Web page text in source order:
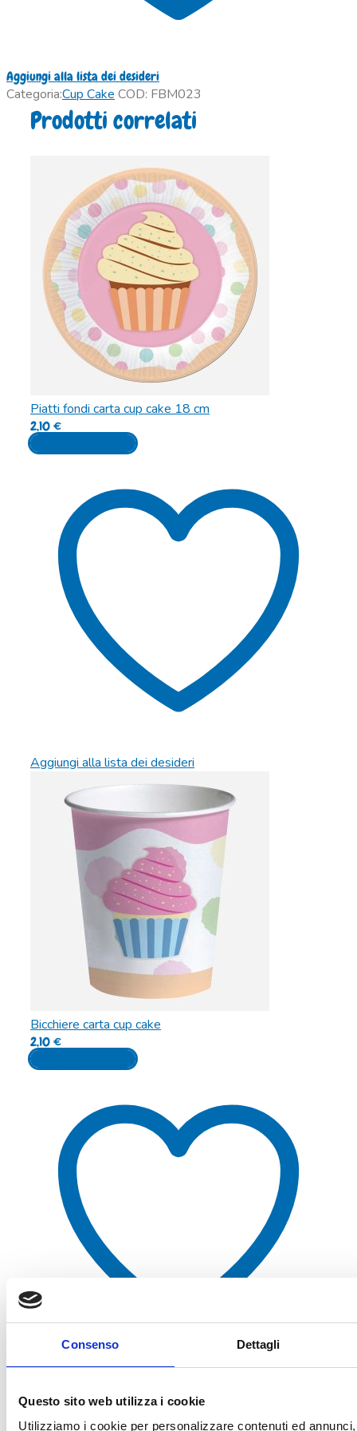
Consenso Dettagli
Questo sito web utilizza i cookie
Utilizziamo i cookie per personalizzare contenuti ed
Aggiungi alla lista dei desideri
Categoria:Cup Cake COD: FBM023
Prodotti correlati
Piatti fondi carta cup cake 18 cm
2,10€
Aggiungi al carrello
Aggiungi alla lista dei desideri
Bicchiere carta cup cake
2,10€
Aggiungi al carrello